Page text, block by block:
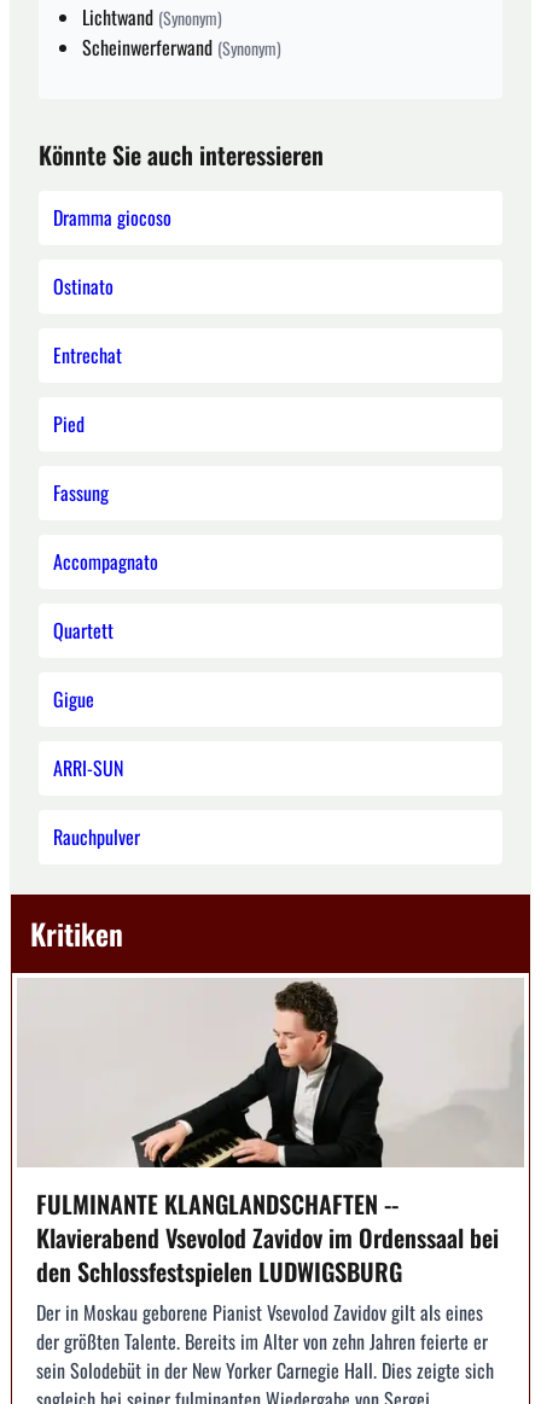
Lichtwand (Synonym)
Scheinwerferwand (Synonym)
Könnte Sie auch interessieren
Dramma giocoso
Ostinato
Entrechat
Pied
Fassung
Accompagnato
Quartett
Gigue
ARRI-SUN
Rauchpulver
Kritiken
FULMINANTE KLANGLANDSCHAFTEN --
Klavierabend Vsevolod Zavidov im Ordenssaal bei
den Schlossfestspielen LUDWIGSBURG
Der in Moskau geborene Pianist Vsevolod Zavidov gilt als eines
der größten Talente. Bereits im Alter von zehn Jahren feierte er
sein Solodebüt in der New Yorker Carnegie Hall. Dies zeigte sich